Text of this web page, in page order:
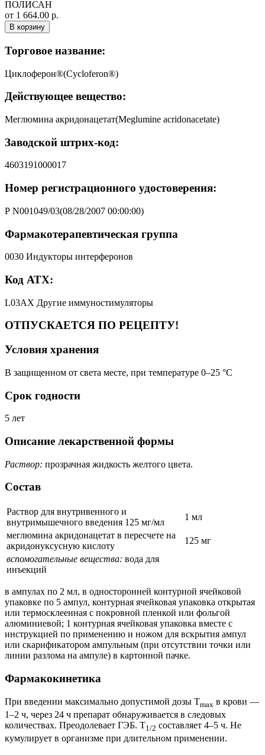
ПОЛИСАН
от 1 664.00 р.
В корзину
Торговое название:
Циклоферон®(Cycloferon®)
Действующее вещество:
Меглюмина акридонацетат(Meglumine acridоnacetate)
Заводской штрих-код:
4603191000017
Номер регистрационного удостоверения:
Р N001049/03(08/28/2007 00:00:00)
Фармакотерапевтическая группа
0030 Индукторы интерферонов
Код АТХ:
L03AX Другие иммуностимуляторы
ОТПУСКАЕТСЯ ПО РЕЦЕПТУ!
Условия хранения
В защищенном от света месте, при температуре 0–25 °C
Срок годности
5 лет
Описание лекарственной формы
Раствор: прозрачная жидкость желтого цвета.
Состав
Раствор для внутривенного и
внутримышечного введения 125 мг/мл
1 мл
меглюмина акридонацетат в пересчете на
акридонуксусную кислоту
125 мг
вспомогательные вещества: вода для
инъекций
в ампулах по 2 мл, в односторонней контурной ячейковой
упаковке по 5 ампул, контурная ячейковая упаковка открытая
или термосклеенная с покровной пленкой или фольгой
алюминиевой; 1 контурная ячейковая упаковка вместе с
инструкцией по применению и ножом для вскрытия ампул
или скарификатором ампульным (при отсутствии точки или
линии разлома на ампуле) в картонной пачке.
Фармакокинетика
При введении максимально допустимой дозы Tmax в крови —
1–2 ч, через 24 ч препарат обнаруживается в следовых
количествах. Преодолевает ГЭБ. T1/2 составляет 4–5 ч. Не
кумулирует в организме при длительном применении.